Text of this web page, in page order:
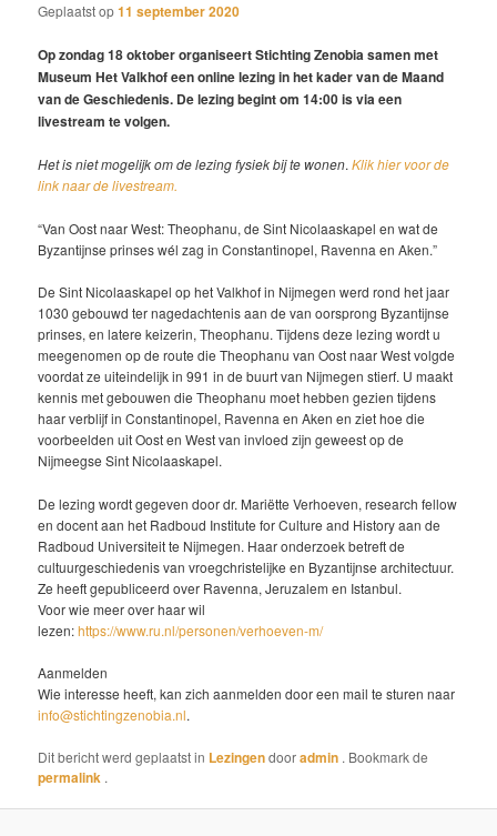
Geplaatst op11 september 2020
Op zondag 18 oktober organiseert Stichting Zenobia samen met
Museum Het Valkhof een online lezing in het kader van de Maand
van de Geschiedenis. De lezing begint om 14:00 is via een
livestream te volgen.
Het is niet mogelijk om de lezing fysiek bij te wonen.Klik hier voor de
link naar de livestream.
“Van Oost naar West: Theophanu, de Sint Nicolaaskapel en wat de
Byzantijnse prinses wél zag in Constantinopel, Ravenna en Aken.”
De Sint Nicolaaskapel op het Valkhof in Nijmegen werd rond het jaar
1030 gebouwd ter nagedachtenis aan de van oorsprong Byzantijnse
prinses, en latere keizerin, Theophanu. Tijdens deze lezing wordt u
meegenomen op de route die Theophanu van Oost naar West volgde
voordat ze uiteindelijk in 991 in de buurt van Nijmegen stierf. U maakt
kennis met gebouwen die Theophanu moet hebben gezien tijdens
haar verblijf in Constantinopel, Ravenna en Aken en ziet hoe die
voorbeelden uit Oost en West van invloed zijn geweest op de
Nijmeegse Sint Nicolaaskapel.
De lezing wordt gegeven door dr. Mariëtte Verhoeven, research fellow
en docent aan het Radboud Institute for Culture and History aan de
Radboud Universiteit te Nijmegen. Haar onderzoek betreft de
cultuurgeschiedenis van vroegchristelijke en Byzantijnse architectuur.
Ze heeft gepubliceerd over Ravenna, Jeruzalem en Istanbul.
Voor wie meer over haar wil
lezen:https://www.ru.nl/personen/verhoeven-m/
Aanmelden
Wie interesse heeft, kan zich aanmelden door een mail te sturen naar
info@stichtingzenobia.nl.
Dit bericht werd geplaatst in Lezingendooradmin . Bookmark de
permalink .